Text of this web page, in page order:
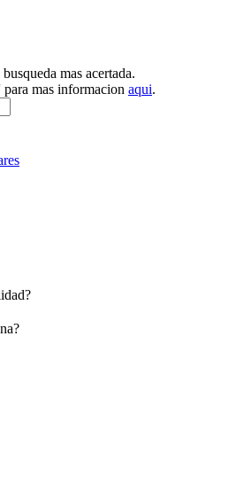
mas acertada.
mas informacion aqui.